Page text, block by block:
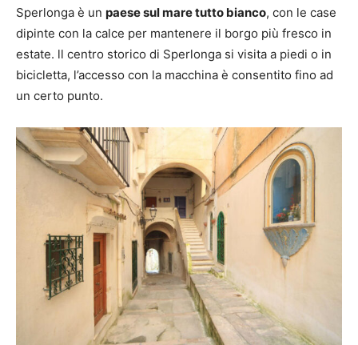
Sperlonga è un paese sul mare tutto bianco, con le case
dipinte con la calce per mantenere il borgo più fresco in
estate. ll centro storico di Sperlonga si visita a piedi o in
bicicletta, l’accesso con la macchina è consentito fino ad
un certo punto.